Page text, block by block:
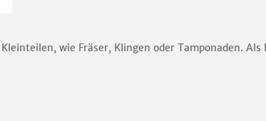
wie Fräser, Klingen oder Tamponaden.